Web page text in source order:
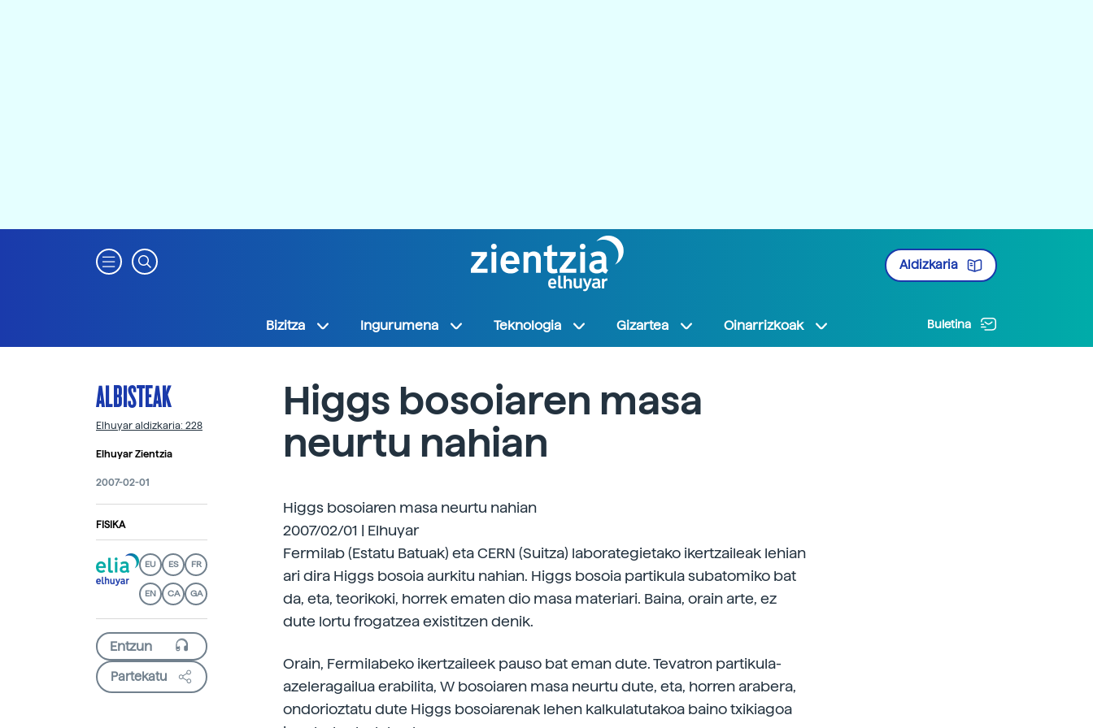
Aldizkaria
Bizitza Ingurumena Teknologia Gizartea Oinarrizkoak Buletina
ALBISTEAK
Elhuyar aldizkaria: 228
Elhuyar Zientzia
2007-02-01
FISIKA
EU ES FR
EN CA GA
Partekatu
Higgs bosoiaren masa
neurtu nahian
Higgs bosoiaren masa neurtu nahian
2007/02/01 | Elhuyar
Fermilab (Estatu Batuak) eta CERN (Suitza) laborategietako ikertzaileak lehian
ari dira Higgs bosoia aurkitu nahian. Higgs bosoia partikula subatomiko bat
da, eta, teorikoki, horrek ematen dio masa materiari. Baina, orain arte, ez
dute lortu frogatzea existitzen denik.
Orain, Fermilabeko ikertzaileek pauso bat eman dute. Tevatron partikula-
azeleragailua erabilita, W bosoiaren masa neurtu dute, eta, horren arabera,
ondorioztatu dute Higgs bosoiarenak lehen kalkulatutakoa baino txikiagoa